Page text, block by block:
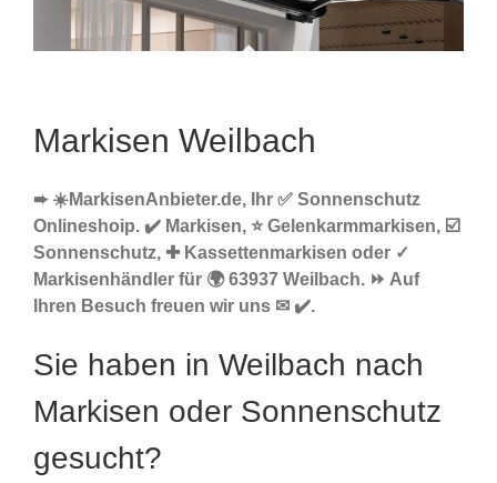
Markisen Weilbach
➨ ☀️MarkisenAnbieter.de, Ihr ✅ Sonnenschutz
Onlineshoip. ✔️ Markisen, ⭐ Gelenkarmmarkisen, ☑️
Sonnenschutz, ✚ Kassettenmarkisen oder ✓
Markisenhändler für 🌍 63937 Weilbach. ⏩ Auf
Ihren Besuch freuen wir uns ✉ ✔️.
Sie haben in Weilbach nach
Markisen oder Sonnenschutz
gesucht?